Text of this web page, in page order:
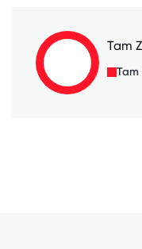
Tam
Tam